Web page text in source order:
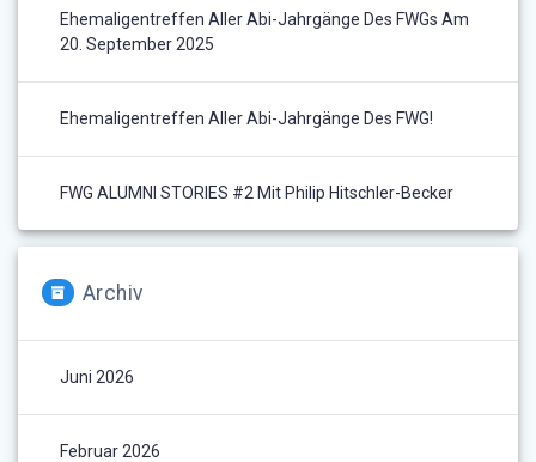
Ehemaligentreffen Aller Abi-Jahrgänge Des FWGs Am
20. September 2025
Ehemaligentreffen Aller Abi-Jahrgänge Des FWG!
FWG ALUMNI STORIES #2 Mit Philip Hitschler-Becker
Archiv
Juni 2026
Februar 2026